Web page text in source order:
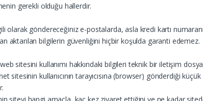
gerekli olduğu hallerdir.
olarak göndereceğiniz e-postalarda, asla kredi kartı
aktarılan bilgilerin güvenliğini hiçbir koşulda garanti edemez.
web sitesini kullanımı hakkındaki bilgileri teknik bir iletişim
kullanıcının tarayıcısına (browser) gönderdiği